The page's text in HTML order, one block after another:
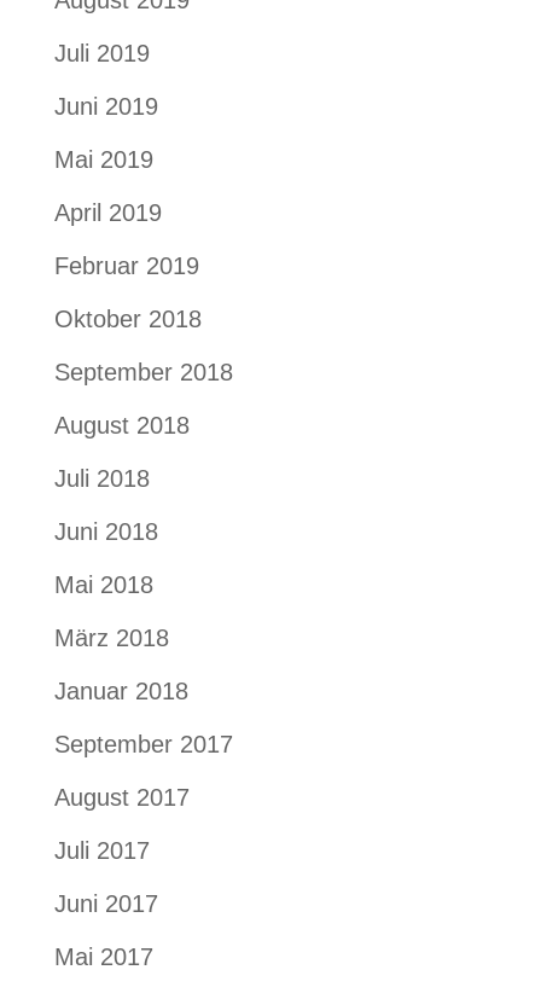
Juli 2019
Juni 2019
Mai 2019
April 2019
Februar 2019
Oktober 2018
September 2018
August 2018
Juli 2018
Juni 2018
Mai 2018
März 2018
Januar 2018
September 2017
August 2017
Juli 2017
Juni 2017
Mai 2017